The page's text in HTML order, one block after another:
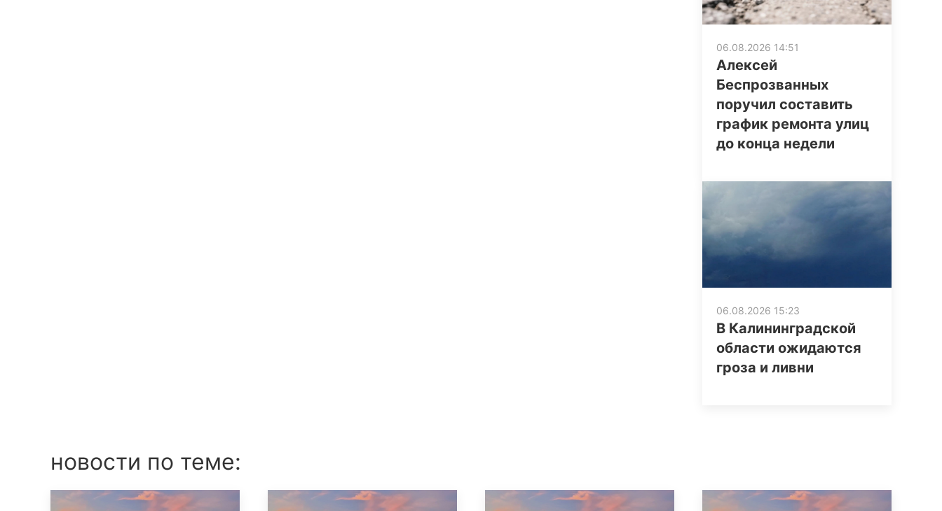
06.08.2026 14:51
Алексей
Беспрозванных
поручил составить
график ремонта улиц
до конца недели
06.08.2026 15:23
В Калининградской
области ожидаются
гроза и ливни
новости по теме: